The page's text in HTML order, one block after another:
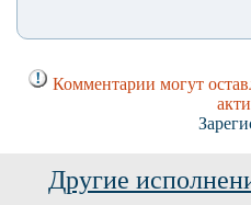
Комментарии могут
Другие